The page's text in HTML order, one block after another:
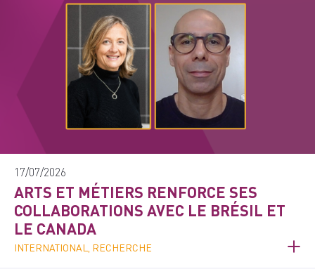
17/07/2026
ARTS ET MÉTIERS RENFORCE SES
COLLABORATIONS AVEC LE BRÉSIL ET
LE CANADA
INTERNATIONAL, RECHERCHE